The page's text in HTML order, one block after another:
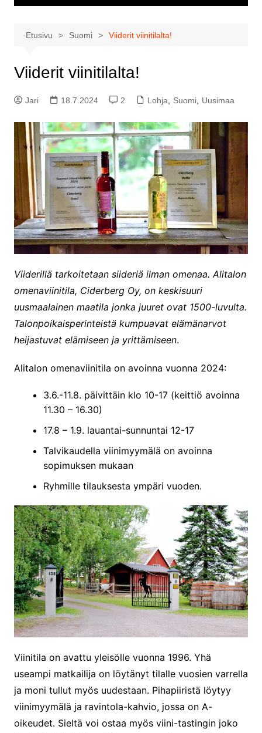
Etusivu Suomi Viiderit viinitilalta!
Viiderit viinitilalta!
Jari 18.7.2024 2 Lohja Suomi, Uusimaa
Viiderillä tarkoitetaan siideriä ilman omenaa. Alitalon
omenaviinitila, Ciderberg Oy, on keskisuuri
uusmaalainen maatila jonka juuret ovat 1500-luvulta.
Talonpoikaisperinteistä kumpuavat elämänarvot
heijastuvat elämiseen ja yrittämiseen.
Alitalon omenaviinitila on avoinna vuonna 2024:
3.6.-11.8. päivittäin klo 10-17 (keittiö avoinna
11.30 – 16.30)
17.8 – 1.9. lauantai-sunnuntai 12-17
Talvikaudella viinimyymälä on avoinna
sopimuksen mukaan
Ryhmille tilauksesta ympäri vuoden.
Viinitila on avattu yleisölle vuonna 1996. Yhä
useampi matkailija on löytänyt tilalle vuosien varrella
ja moni tullut myös uudestaan. Pihapiiristä löytyy
viinimyymälä ja ravintola-kahvio, jossa on A-
oikeudet. Sieltä voi ostaa myös viini-tastingin joko